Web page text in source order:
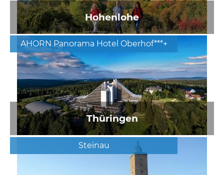
Hohenlohe
AHORN Panorama Hotel Oberhof***+
Thüringen
Steinau